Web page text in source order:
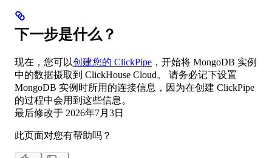
下一步是什么？
现在，您可以创建您的 ClickPipe ，开始将 MongoDB 实例
中的数据摄取到 ClickHouse Cloud。 请务必记下设置
MongoDB 实例时所用的连接信息，因为在创建 ClickPipe
的过程中会用到这些信息。
最后修改于 2026年7月3日
此页面对您有帮助吗？